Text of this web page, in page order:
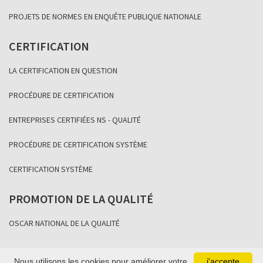
PROJETS DE NORMES EN ENQUÊTE PUBLIQUE NATIONALE
CERTIFICATION
LA CERTIFICATION EN QUESTION
PROCÉDURE DE CERTIFICATION
ENTREPRISES CERTIFIÉES NS - QUALITÉ
PROCÉDURE DE CERTIFICATION SYSTÈME
CERTIFICATION SYSTÈME
PROMOTION DE LA QUALITÉ
OSCAR NATIONAL DE LA QUALITÉ